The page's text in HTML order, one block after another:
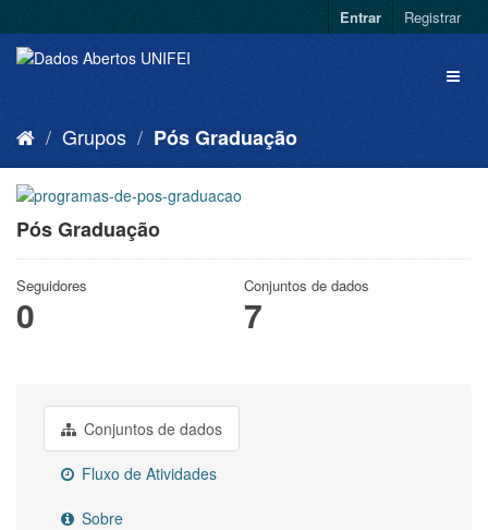
Entrar Registrar
Grupos Pós Graduação
Pós Graduação
Seguidores
0
Conjuntos de dados
7
Conjuntos de dados
Fluxo de Atividades
Sobre